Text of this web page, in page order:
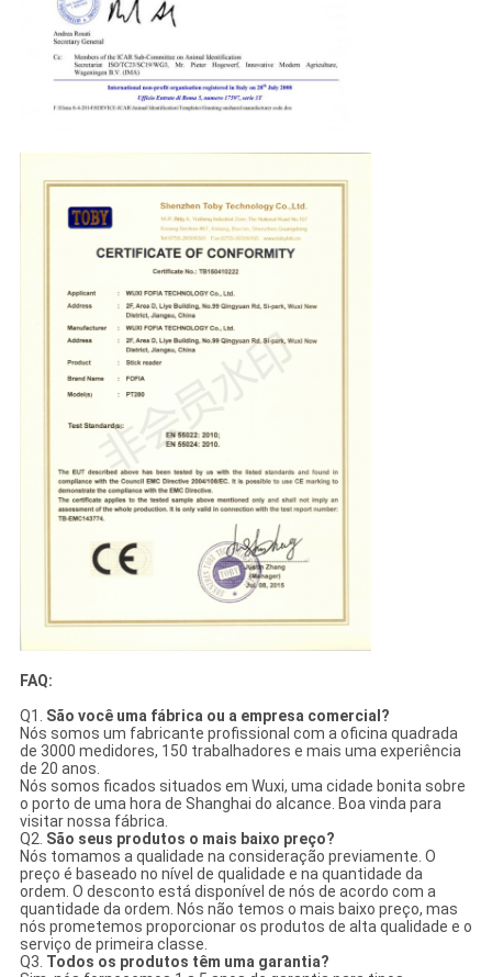
FAQ:
Q1. São você uma fábrica ou a empresa comercial?
Nós somos um fabricante profissional com a oficina quadrada
de 3000 medidores, 150 trabalhadores e mais uma experiência
de 20 anos.
Nós somos ficados situados em Wuxi, uma cidade bonita sobre
o porto de uma hora de Shanghai do alcance. Boa vinda para
visitar nossa fábrica.
Q2. São seus produtos o mais baixo preço?
Nós tomamos a qualidade na consideração previamente. O
preço é baseado no nível de qualidade e na quantidade da
ordem. O desconto está disponível de nós de acordo com a
quantidade da ordem. Nós não temos o mais baixo preço, mas
nós prometemos proporcionar os produtos de alta qualidade e o
serviço de primeira classe.
Q3. Todos os produtos têm uma garantia?